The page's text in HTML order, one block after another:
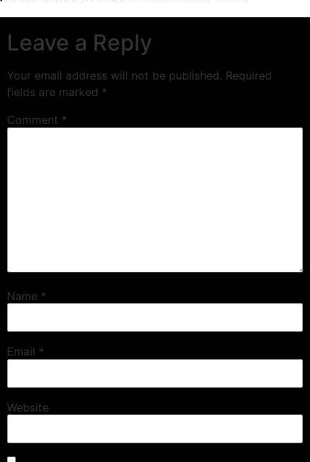
Leave a Reply
Your email address will not be published. Required
fields are marked *
Comment *
Name *
Email *
Website